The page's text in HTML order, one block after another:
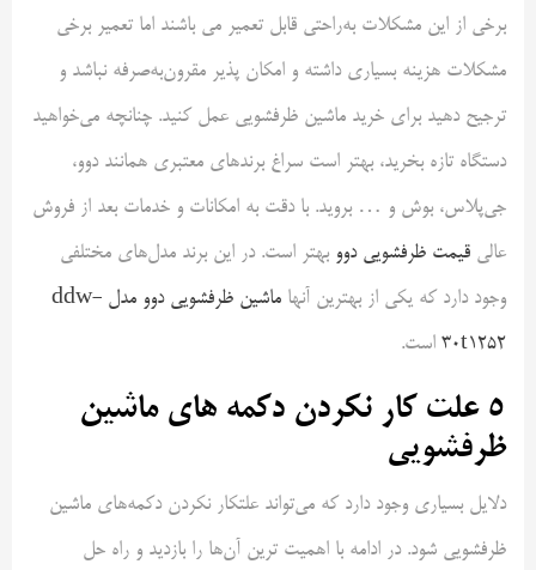
برخی از این مشکلات به‌راحتی قابل تعمیر می باشند اما تعمیر برخی
مشکلات هزینه بسیاری داشته و امکان پذیر مقرون‌به‌صرفه نباشد و
ترجیح دهید برای خرید ماشین ظرفشویی عمل کنید. چنانچه می‌خواهید
دستگاه تازه بخرید، بهتر است سراغ برندهای معتبری همانند دوو،
جی‌پلاس، بوش و … بروید. با دقت به امکانات و خدمات بعد از فروش
عالی قیمت ظرفشویی دوو بهتر است. در این برند مدل‌های مختلفی
وجود دارد که یکی از بهترین آنها
ماشین ظرفشویی دوو مدل ddw-
30t1252 است.
5 علت کار نکردن دکمه های ماشین
ظرفشویی
دلایل بسیاری وجود دارد که می‌تواند علتکار نکردن دکمه‌های ماشین
ظرفشویی شود. در ادامه با اهمیت ترین آن‌ها را بازدید و راه حل